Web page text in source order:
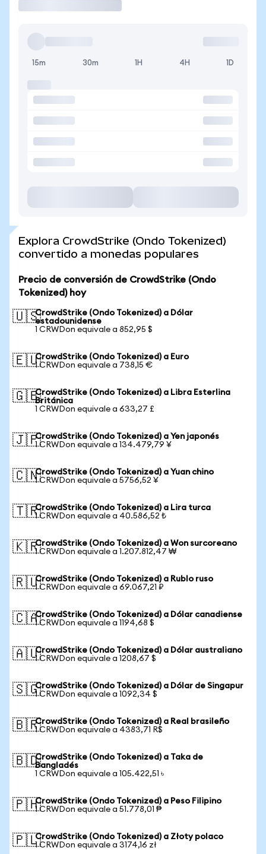
15m 30m 1H 4H 1D
Explora CrowdStrike (Ondo Tokenized)
convertido a monedas populares
Precio de conversión de CrowdStrike (Ondo
Tokenized) hoy
🇺🇸CrowdStrike (Ondo Tokenized) a Dólar
estadounidense
1 CRWDon equivale a 852,95 $
🇪🇺CrowdStrike (Ondo Tokenized) a Euro
1 CRWDon equivale a 738,15 €
🇬🇧CrowdStrike (Ondo Tokenized) a Libra Esterlina
Británica
1 CRWDon equivale a 633,27 £
🇯🇵CrowdStrike (Ondo Tokenized) a Yen japonés
1 CRWDon equivale a 134.479,79 ¥
🇨🇳CrowdStrike (Ondo Tokenized) a Yuan chino
1 CRWDon equivale a 5756,52 ¥
🇹🇷CrowdStrike (Ondo Tokenized) a Lira turca
1 CRWDon equivale a 40.586,52 ₺
🇰🇷CrowdStrike (Ondo Tokenized) a Won surcoreano
1 CRWDon equivale a 1.207.812,47 ₩
🇷🇺CrowdStrike (Ondo Tokenized) a Rublo ruso
1 CRWDon equivale a 69.067,21 ₽
🇨🇦CrowdStrike (Ondo Tokenized) a Dólar canadiense
1 CRWDon equivale a 1194,68 $
🇦🇺CrowdStrike (Ondo Tokenized) a Dólar australiano
1 CRWDon equivale a 1208,67 $
🇸🇬CrowdStrike (Ondo Tokenized) a Dólar de Singapur
1 CRWDon equivale a 1092,34 $
🇧🇷CrowdStrike (Ondo Tokenized) a Real brasileño
1 CRWDon equivale a 4383,71 R$
🇧🇩CrowdStrike (Ondo Tokenized) a Taka de
Bangladés
1 CRWDon equivale a 105.422,51 ৳
🇵🇭CrowdStrike (Ondo Tokenized) a Peso Filipino
1 CRWDon equivale a 51.778,01 ₱
🇵🇱CrowdStrike (Ondo Tokenized) a Złoty polaco
1 CRWDon equivale a 3174,16 zł